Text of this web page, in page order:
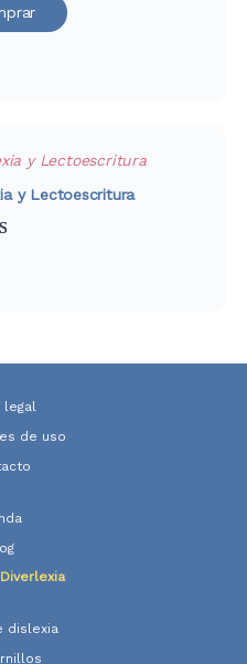
de
y Lectoescritura
legal
de uso
dislexia